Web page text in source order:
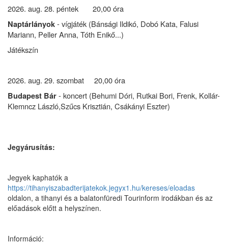
2026. aug. 28. péntek 20,00 óra
Naptárlányok- vígjáték (Bánsági Ildikó, Dobó Kata, Falusi
Mariann, Peller Anna, Tóth Enikő...)
Játékszín
2026. aug. 29. szombat 20,00 óra
Budapest Bár- koncert (Behumi Dóri, Rutkai Bori, Frenk, Kollár-
Klemncz László,Szűcs Krisztián, Csákányi Eszter)
Jegyárusítás:
Jegyek kaphatók a
https://tihanyiszabadterijatekok.jegyx1.hu/kereses/eloadas
oldalon, a tihanyi és a balatonfüredi Tourinform irodákban és az
előadások előtt a helyszínen.
Információ: